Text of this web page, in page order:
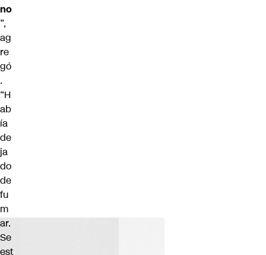
no
”,
ag
re
gó
.
“H
ab
ía
de
ja
do
de
fu
m
ar.
Se
est